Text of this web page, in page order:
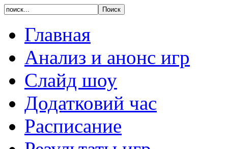
Главная
Анализ и анонс игр
Слайд шоу
Додатковий час
Расписание